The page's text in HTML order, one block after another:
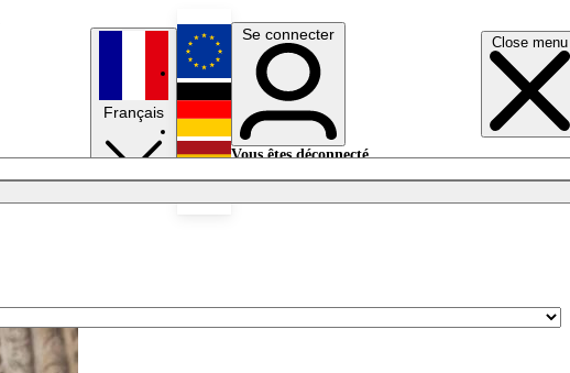
Close menu
Français
English
Deutsch
Se connecter
Vous êtes déconnecté.